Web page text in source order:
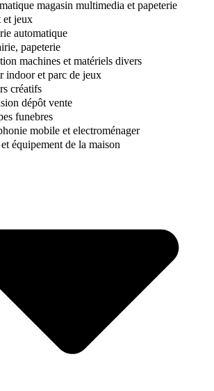
magasin multimedia et papeterie
et jeux
automatique
papeterie
machines et matériels divers
indoor et parc de jeux
créatifs
dépôt vente
funebres
mobile et electroménager
équipement de la maison